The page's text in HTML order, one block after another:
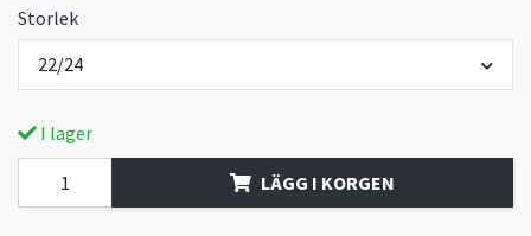
Storlek
22/24
I lager
LÄGG I KORGEN